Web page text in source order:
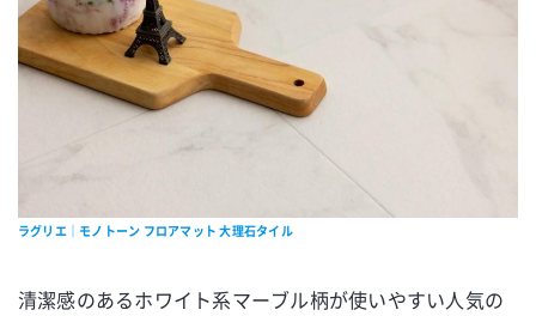
ラグリエ｜モノトーン フロアマット 大理石タイル
清潔感のあるホワイト系マーブル柄が使いやすい人気の